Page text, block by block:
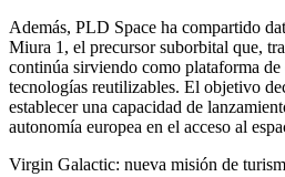
Además, PLD Space ha compartido
Miura 1, el precursor suborbital que,
continúa sirviendo como plataforma
tecnologías reutilizables. El objetivo
establecer una capacidad de
autonomía europea en el acceso al
Virgin Galactic: nueva misión de